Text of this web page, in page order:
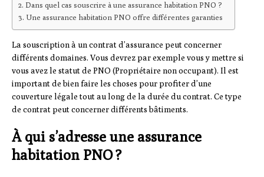
Dans quel cas souscrire à une assurance habitation PNO ?
Une assurance habitation PNO offre différentes garanties
La souscription à un contrat d’assurance peut concerner
différents domaines. Vous devrez par exemple vous y mettre si
vous avez le statut de PNO (Propriétaire non occupant). Il est
important de bien faire les choses pour profiter d’une
couverture légale tout au long de la durée du contrat. Ce type
de contrat peut concerner différents bâtiments.
À qui s’adresse une assurance
habitation PNO ?